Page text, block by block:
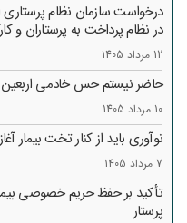
درخواست سازمان نظام پرستاری
در نظام پرداخت به پرستاران و
12 مرداد 1405
حاضر نیستم حس خادمی
10 مرداد 1405
نوآوری باید از کنار تخت بیمار
7 مرداد 1405
تأکید بر حفظ حریم خصوصی
پرستار